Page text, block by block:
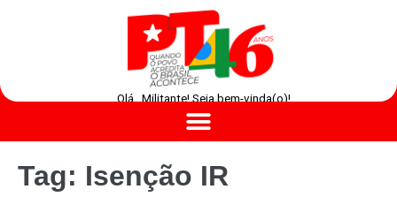
Olá , Militante! Seja bem-vinda(o)!
Tag: Isenção IR